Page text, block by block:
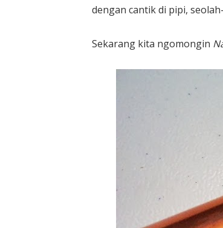
dengan cantik di pipi,
Sekarang kita ngomongin